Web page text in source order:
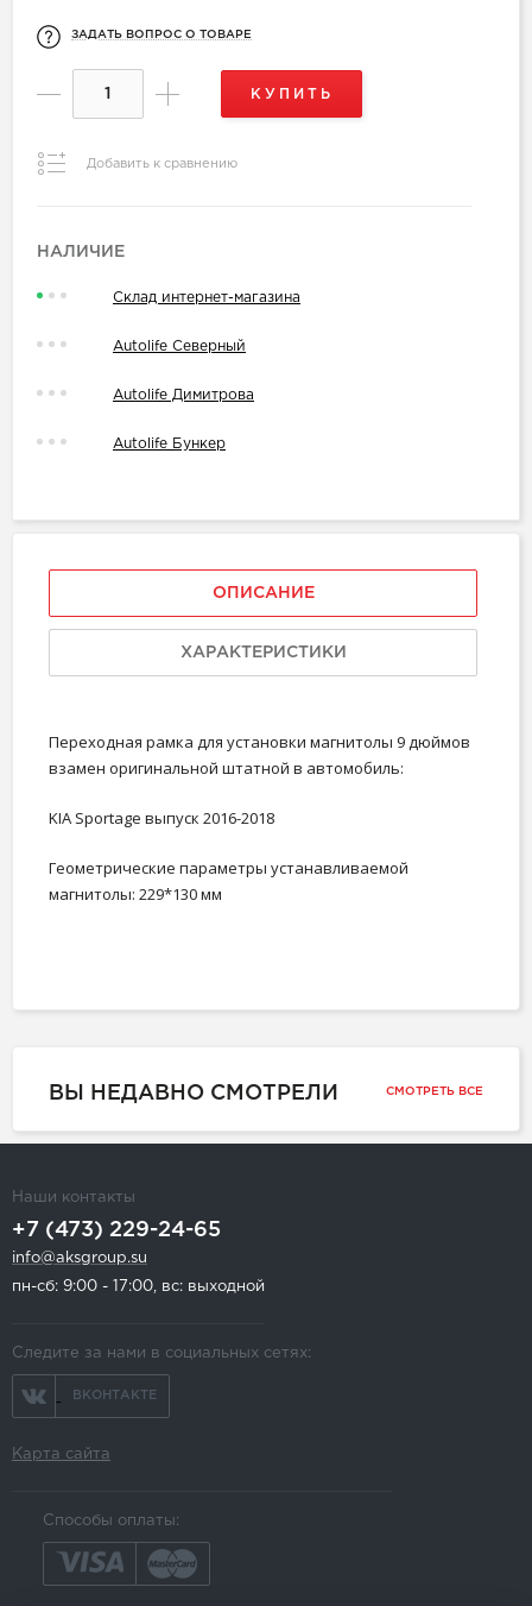
ЗАДАТЬ ВОПРОС О ТОВАРЕ
КУПИТЬ
Добавить к сравнению
НАЛИЧИЕ
Склад интернет-магазина
Autolife Северный
Autolife Димитрова
Autolife Бункер
ОПИСАНИЕ
ХАРАКТЕРИСТИКИ
Переходная рамка для установки магнитолы 9 дюймов
взамен оригинальной штатной в автомобиль:
KIA Sportage выпуск 2016-2018
Геометрические параметры устанавливаемой
магнитолы: 229*130 мм
ВЫ НЕДАВНО СМОТРЕЛИ СМОТРЕТЬ ВСЕ
Наши контакты
+7 (473) 229-24-65
info@aksgroup.su
пн-сб: 9:00 - 17:00, вс: выходной
Следите за нами в социальных сетях:
ВКОНТАКТЕ
Карта сайта
Способы оплаты: